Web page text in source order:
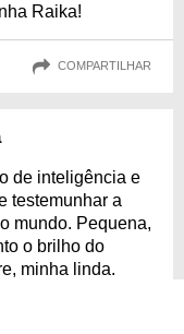
Raika!
COMPARTILHAR
de inteligência e
testemunhar a
mundo. Pequena,
o brilho do
minha linda.